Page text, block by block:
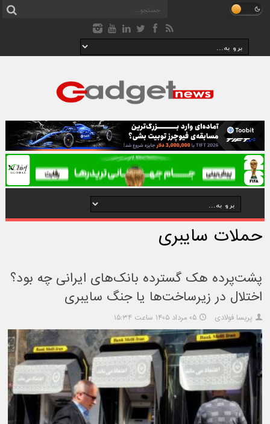
حملات سایبری
پشت‌پرده هک گسترده بانک‌های ایرانی چه بود؟
اختلال در زیرساخت‌ها یا جنگ سایبری
پریسا فولادی ۰۵ مرداد ۱۴۰۵ ساعت ۱۵:۳۴